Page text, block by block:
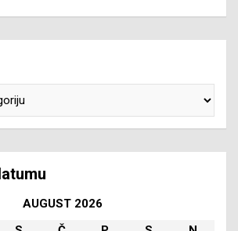
AUGUST 2026